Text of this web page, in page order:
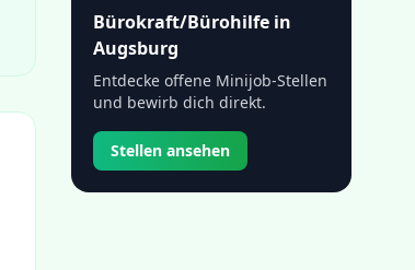
Bürokraft/Bürohilfe in
Augsburg
Entdecke offene Minijob-Stellen
und bewirb dich direkt.
Stellen ansehen